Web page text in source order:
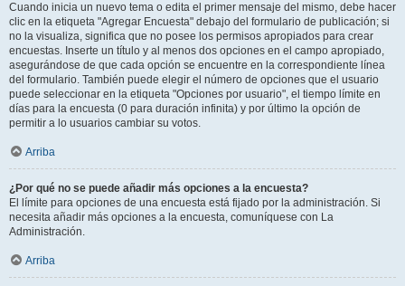
Cuando inicia un nuevo tema o edita el primer mensaje del mismo, debe hacer
clic en la etiqueta "Agregar Encuesta" debajo del formulario de publicación; si
no la visualiza, significa que no posee los permisos apropiados para crear
encuestas. Inserte un título y al menos dos opciones en el campo apropiado,
asegurándose de que cada opción se encuentre en la correspondiente línea
del formulario. También puede elegir el número de opciones que el usuario
puede seleccionar en la etiqueta "Opciones por usuario", el tiempo límite en
días para la encuesta (0 para duración infinita) y por último la opción de
permitir a lo usuarios cambiar su votos.
Arriba
¿Por qué no se puede añadir más opciones a la encuesta?
El límite para opciones de una encuesta está fijado por la administración. Si
necesita añadir más opciones a la encuesta, comuníquese con La
Administración.
Arriba